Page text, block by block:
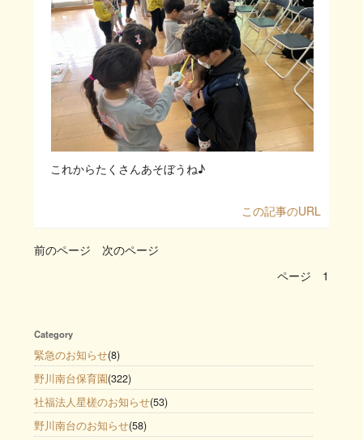
これからたくさんあそぼうね♪
この記事のURL
前のページ
次のページ
ページ
1
Category
緊急のお知らせ(8)
野川南台保育園(322)
社福法人星槎のお知らせ(53)
野川南台のお知らせ(58)